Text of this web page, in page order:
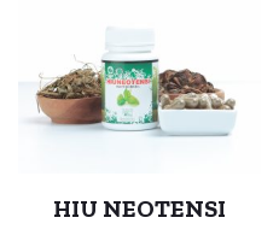
HIU NEOTENSI